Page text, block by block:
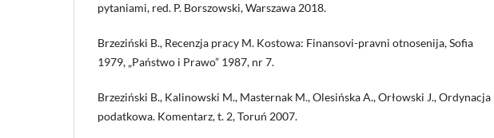
pytaniami, red. P. Borszowski, Warszawa 2018.
Brzeziński B., Recenzja pracy M. Kostowa: Finansovi-pravni otnosenija, Sofia
1979, „Państwo i Prawo” 1987, nr 7.
Brzeziński B., Kalinowski M., Masternak M., Olesińska A., Orłowski J., Ordynacja
podatkowa. Komentarz, t. 2, Toruń 2007.